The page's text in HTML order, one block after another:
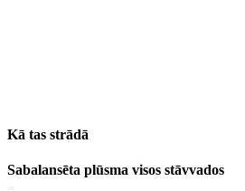
Kā tas strādā
Sabalansēta plūsma visos stāvvados